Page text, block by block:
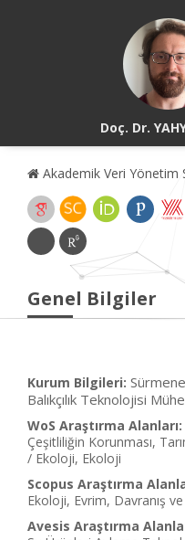
Doç. Dr.
Akademik Veri Yönetim
Genel Bilgiler
Kurum Bilgileri:
Balıkçılık Teknolojisi
WoS Araştırma Alanları:
Çeşitliliğin Korunması,
/ Ekoloji, Ekoloji
Scopus Araştırma
Ekoloji, Evrim, Davranış
Avesis Araştırma